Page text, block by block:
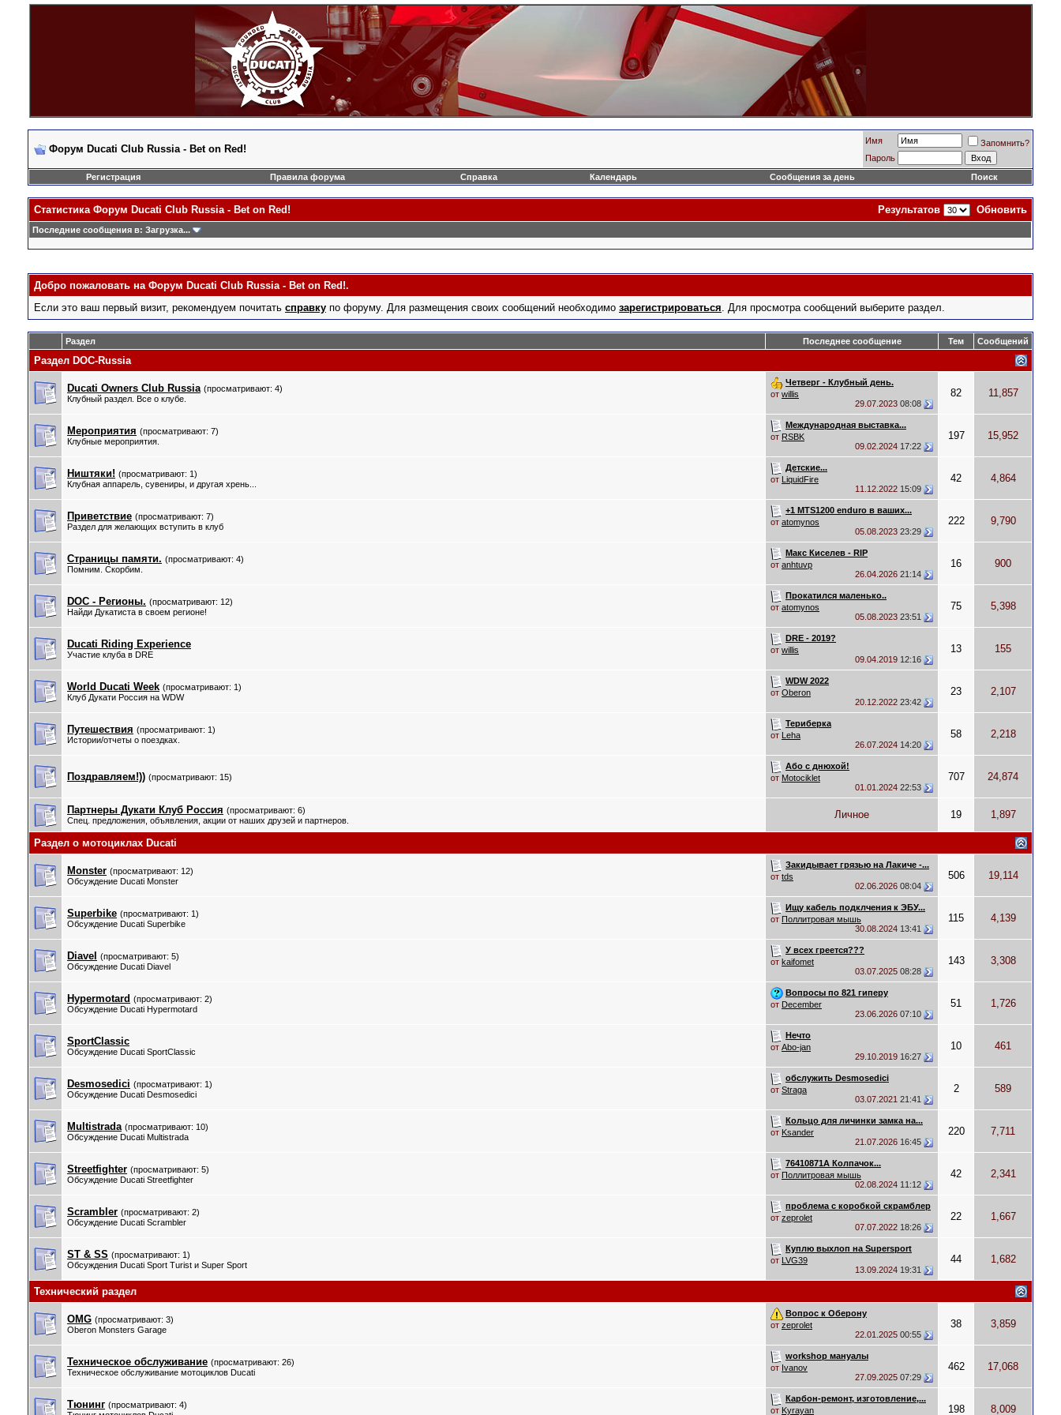
Форум Ducati Club Russia - Bet on Red!
Имя
Запомнить?
Пароль
Регистрация
Правила форума Справка Календарь Сообщения за день Поиск
Результатов Обновить
Статистика Форум Ducati Club Russia - Bet on Red!
Последние сообщения в: Загрузка...
Добро пожаловать на Форум Ducati Club Russia - Bet on Red!.
Если это ваш первый визит, рекомендуем почитать справку по форуму. Для размещения своих сообщений необходимо зарегистрироваться. Для просмотра сообщений выберите раздел.
Раздел Последнее сообщение Тем Сообщений
Раздел DOC-Russia
Ducati Owners Club Russia (просматривают: 4)
Клубный раздел. Все о клубе.
Четверг - Клубный день.
от willis
29.07.2023 08:08
82 11,857
Мероприятия (просматривают: 7)
Клубные мероприятия.
Международная выставка...
от RSBK
09.02.2024 17:22
197 15,952
Ништяки! (просматривают: 1)
Клубная аппарель, сувениры, и другая хрень...
Детские...
от LiquidFire
11.12.2022 15:09
42 4,864
Приветствие (просматривают: 7)
Раздел для желающих вступить в клуб
+1 MTS1200 enduro в ваших...
от atomynos
05.08.2023 23:29
222 9,790
Страницы памяти. (просматривают: 4)
Помним. Скорбим.
Макс Киселев - RIP
от anhtuvp
26.04.2026 21:14
16 900
DOC - Регионы. (просматривают: 12)
Найди Дукатиста в своем регионе!
Прокатился маленько..
от atomynos
05.08.2023 23:51
75 5,398
Ducati Riding Experience
Участие клуба в DRE
DRE - 2019?
от willis
09.04.2019 12:16
13 155
World Ducati Week (просматривают: 1)
Клуб Дукати Россия на WDW
WDW 2022
от Oberon
20.12.2022 23:42
23 2,107
Путешествия (просматривают: 1)
Истории/отчеты о поездках.
Териберка
от Leha
26.07.2024 14:20
58 2,218
Поздравляем!)) (просматривают: 15)
Або с днюхой!
от Motociklet
01.01.2024 22:53
707 24,874
Партнеры Дукати Клуб Россия (просматривают: 6)
Спец. предложения, объявления, акции от наших друзей и партнеров.
Личное 19 1,897
Раздел о мотоциклах Ducati
Monster (просматривают: 12)
Обсуждение Ducati Monster
Закидывает грязью на Лакиче -...
от tds
02.06.2026 08:04
506 19,114
Superbike (просматривают: 1)
Обсуждение Ducati Superbike
Ищу кабель подклчения к ЭБУ...
от Поллитровая мышь
30.08.2024 13:41
115 4,139
Diavel
(просматривают: 5)
Обсуждение Ducati Diavel
У всех греется???
от kaifomet
03.07.2025 08:28
143 3,308
Hypermotard (просматривают: 2)
Обсуждение Ducati Hypermotard
Вопросы по 821 гиперу
от December
23.06.2026 07:10
51 1,726
SportClassic
Обсуждение Ducati SportClassic
Нечто
от Abo-jan
29.10.2019 16:27
10 461
Desmosedici (просматривают: 1)
Обсуждение Ducati Desmosedici
обслужить Desmosedici
от Straga
03.07.2021 21:41
2 589
Multistrada (просматривают: 10)
Обсуждение Ducati Multistrada
Кольцо для личинки замка на...
от Ksander
21.07.2026 16:45
220 7,711
Streetfighter (просматривают: 5)
Обсуждение Ducati Streetfighter
76410871A Колпачок...
от Поллитровая мышь
02.08.2024 11:12
42 2,341
Scrambler (просматривают: 2)
Обсуждение Ducati Scrambler
проблема с коробкой скрамблер
от zeprolet
07.07.2022 18:26
22 1,667
ST & SS (просматривают: 1)
Обсуждения Ducati Sport Turist и Super Sport
Куплю выхлоп на Supersport
от LVG39
13.09.2024 19:31
44 1,682
Технический раздел
OMG (просматривают: 3)
Oberon Monsters Garage
Вопрос к Оберону
от zeprolet
22.01.2025 00:55
38 3,859
Техническое обслуживание (просматривают: 26)
Техническое обслуживание мотоциклов Ducati
workshop мануалы
от Ivanov
27.09.2025 07:29
462 17,068
Тюнинг (просматривают: 4)
Карбон-ремонт, изготовление,...
от Kyrayan 198 8,009